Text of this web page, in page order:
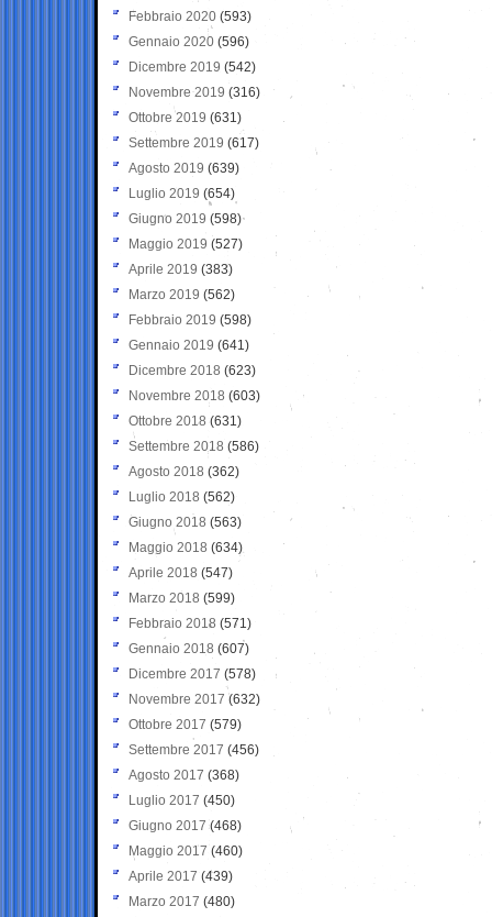
Febbraio 2020 (593)
Gennaio 2020 (596)
Dicembre 2019 (542)
Novembre 2019 (316)
Ottobre 2019 (631)
Settembre 2019 (617)
Agosto 2019 (639)
Luglio 2019 (654)
Giugno 2019 (598)
Maggio 2019 (527)
Aprile 2019 (383)
Marzo 2019 (562)
Febbraio 2019 (598)
Gennaio 2019 (641)
Dicembre 2018 (623)
Novembre 2018 (603)
Ottobre 2018 (631)
Settembre 2018 (586)
Agosto 2018 (362)
Luglio 2018 (562)
Giugno 2018 (563)
Maggio 2018 (634)
Aprile 2018 (547)
Marzo 2018 (599)
Febbraio 2018 (571)
Gennaio 2018 (607)
Dicembre 2017 (578)
Novembre 2017 (632)
Ottobre 2017 (579)
Settembre 2017 (456)
Agosto 2017 (368)
Luglio 2017 (450)
Giugno 2017 (468)
Maggio 2017 (460)
Aprile 2017 (439)
Marzo 2017 (480)